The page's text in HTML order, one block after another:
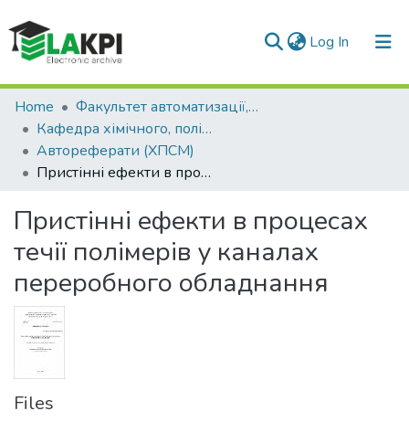
Log In (current)
Communities & Collections
All of DSpace
Statistics
Home
Факультет автоматизації, промислової інженерії та екології (ФАПІЕ)
Кафедра хімічного, полімерного та силікатного машинобудування (ХПСМ)
Автореферати (ХПСМ)
Пристінні ефекти в процесах течії полімерів у каналах переробного обладнання
Пристінні ефекти в процесах
течії полімерів у каналах
переробного обладнання
Files